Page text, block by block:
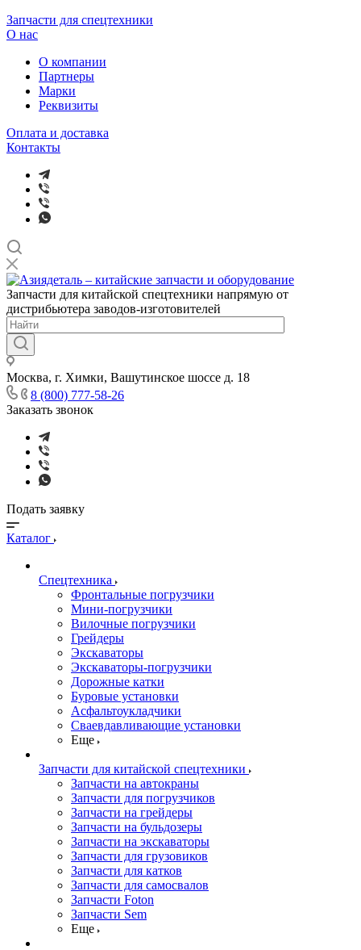
Запчасти для спецтехники
О нас
О компании
Партнеры
Марки
Реквизиты
Оплата и доставка
Контакты
Запчасти для китайской спецтехники напрямую от
дистрибьютера заводов-изготовителей
Москва, г. Химки, Вашутинское шоссе д. 18
8 (800) 777-58-26
Заказать звонок
Подать заявку
Каталог
Спецтехника
Фронтальные погрузчики
Мини-погрузчики
Вилочные погрузчики
Грейдеры
Экскаваторы
Экскаваторы-погрузчики
Дорожные катки
Буровые установки
Асфальтоукладчики
Сваевдавливающие установки
Еще
Запчасти для китайской спецтехники
Запчасти на автокраны
Запчасти для погрузчиков
Запчасти на грейдеры
Запчасти на бульдозеры
Запчасти на экскаваторы
Запчасти для грузовиков
Запчасти для катков
Запчасти для самосвалов
Запчасти Foton
Запчасти Sem
Еще